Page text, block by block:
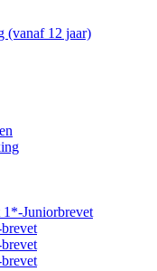
(vanaf 12 jaar)
1*-Juniorbrevet